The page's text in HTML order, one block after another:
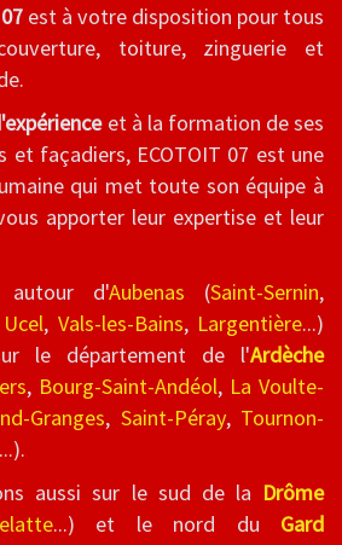
est à votre disposition pour tous
toiture, zinguerie et
et à la formation de ses
et façadiers, ECOTOIT 07 est une
qui met toute son équipe à
apporter leur expertise et leur
autour d'Aubenas (Saint-Sernin,
Ucel, Vals-les-Bains, Largentière...)
le département de l'Ardèche
, Bourg-Saint-Andéol, La Voulte-
Granges, Saint-Péray, Tournon-
...).
aussi sur le sud de la Drôme
...) et le nord du Gard